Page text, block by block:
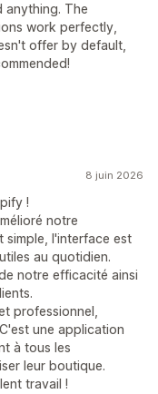
anything. The
work perfectly,
offer by default,
8 juin 2026
!
notre
simple, l'interface est
au quotidien.
notre efficacité ainsi
professionnel,
une application
à tous les
leur boutique.
travail !